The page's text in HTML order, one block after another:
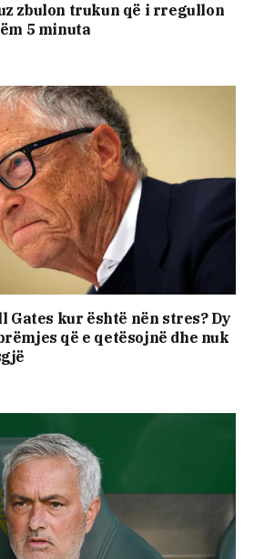
zbulon trukun që i rregullon
5 minuta
Gates kur është nën stres? Dy
që e qetësojnë dhe nuk